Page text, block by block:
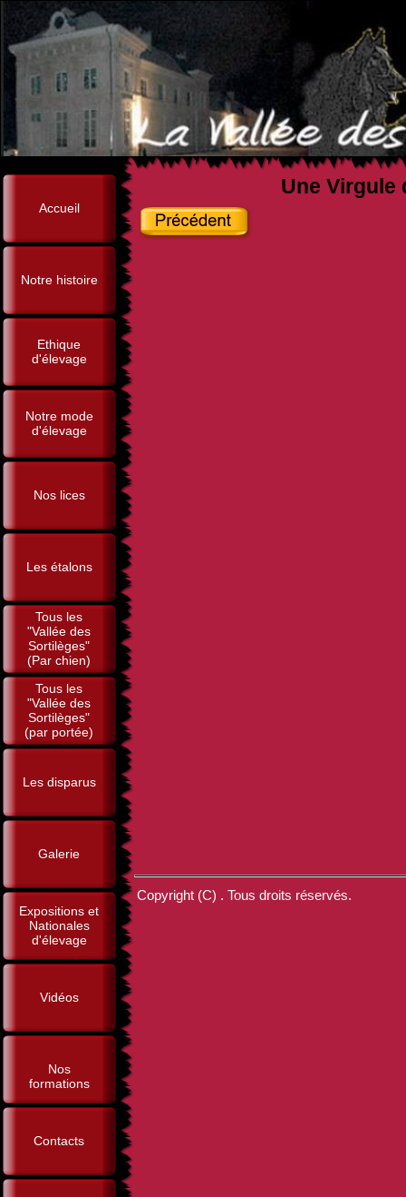
Accueil
Notre histoire
Ethique
d'élevage
Notre mode
d'élevage
Nos lices
Les étalons
Tous les
"Vallée des
Sortilèges"
(Par chien)
Tous les
"Vallée des
Sortilèges"
(par portée)
Les disparus
Galerie
Expositions et
Nationales
d'élevage
Vidéos
Nos
formations
Contacts
Une Virgule
Copyright (C) . Tous droits réservés.